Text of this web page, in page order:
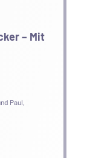
– Mit
Paul,